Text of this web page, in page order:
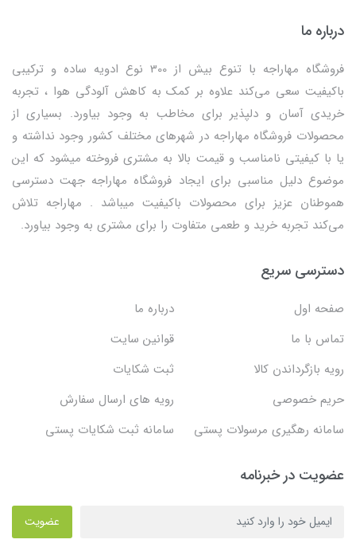
درباره ما
فروشگاه مهاراجه با تنوع بیش از 300 نوع ادویه ساده و ترکیبی
باکیفیت سعی می‌کند علاوه بر کمک به کاهش آلودگی هوا ، تجربه
خریدی آسان و دلپذیر برای مخاطب به وجود بیاورد. بسیاری از
محصولات فروشگاه مهاراجه در شهرهای مختلف کشور وجود نداشته و
یا با کیفیتی نامناسب و قیمت بالا به مشتری فروخته میشود که این
موضوع دلیل مناسبی برای ایجاد فروشگاه مهاراجه جهت دسترسی
هموطنان عزیز برای محصولات باکیفیت میباشد . مهاراجه تلاش
می‌کند تجربه خرید و طعمی متفاوت را برای مشتری به وجود بیاورد.
دسترسی سریع
صفحه اول
درباره ما
تماس با ما
قوانین سایت
رویه بازگرداندن کالا
ثبت شکایات
حریم خصوصی
رویه های ارسال سفارش
سامانه رهگیری مرسولات پستی
سامانه ثبت شکایات پستی
عضویت در خبرنامه
عضویت